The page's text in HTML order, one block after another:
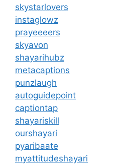
skystarlovers
instaglowz
prayeeeers
skyavon
shayarihubz
metacaptions
punzlaugh
autoguidepoint
captiontap
shayariskill
ourshayari
pyaribaate
myattitudeshayari